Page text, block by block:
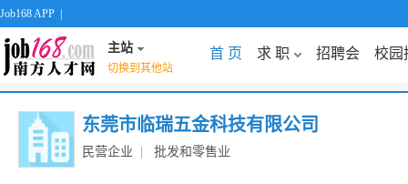
Job168 APP
主站
切换到其他站
首 页 求 职 招聘会 校园
东莞市临瑞五金科技有限公司
民营企业 批发和零售业